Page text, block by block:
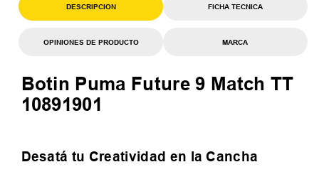
DESCRIPCION FICHA TECNICA
OPINIONES DE PRODUCTO MARCA
Botin Puma Future 9 Match TT
10891901
Desatá tu Creatividad en la Cancha